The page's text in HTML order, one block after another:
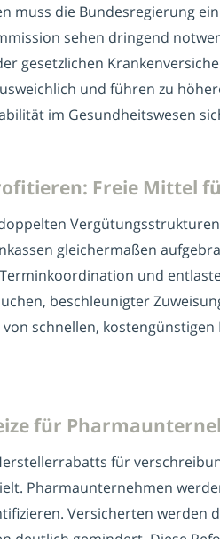
muss die Bundesregierung
sehen dringend
gesetzlichen
und führen zu
im Gesundheitswesen
Freie Mittel
gleichermaßen
und
beschleunigter
schnellen,
für
für
Pharmaunternehmen
Versicherten